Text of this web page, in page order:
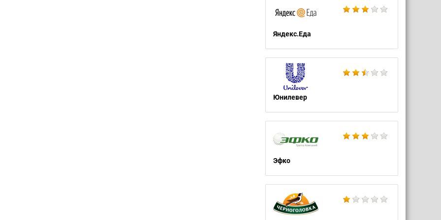
Яндекс.Еда
Юнилевер
Эфко